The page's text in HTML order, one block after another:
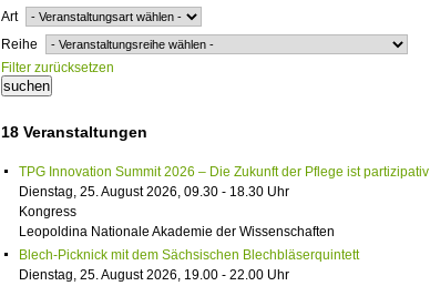
Art
Reihe
Filter zurücksetzen
18 Veranstaltungen
TPG Innovation Summit 2026 – Die Zukunft der Pflege ist partizipativ
Dienstag, 25. August 2026, 09.30 - 18.30 Uhr
Kongress
Leopoldina Nationale Akademie der Wissenschaften
Blech-Picknick mit dem Sächsischen Blechbläserquintett
Dienstag, 25. August 2026, 19.00 - 22.00 Uhr